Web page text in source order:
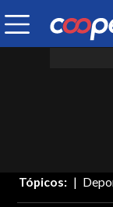
Tópicos: